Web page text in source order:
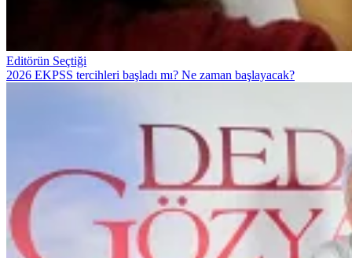
Editörün Seçtiği
2026 EKPSS tercihleri başladı mı? Ne zaman başlayacak?